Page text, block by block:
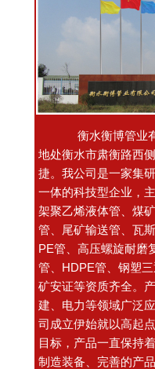
钢编复合管
钢丝网骨架聚乙烯管
矿用钢丝网骨架聚乙烯管
衡水衡博管业有
地处衡水市肃衡路西
捷。我公司是一家集
一体的科技型企业，
架聚乙烯液体管、煤
管、尾矿输送管、瓦
PE管、高压螺旋耐磨
管、HDPE管、钢塑
矿安证等资质齐全。
建、电力等领域广
司成立伊始就以高起
目标，产品一直保持
制造装备、完善的产